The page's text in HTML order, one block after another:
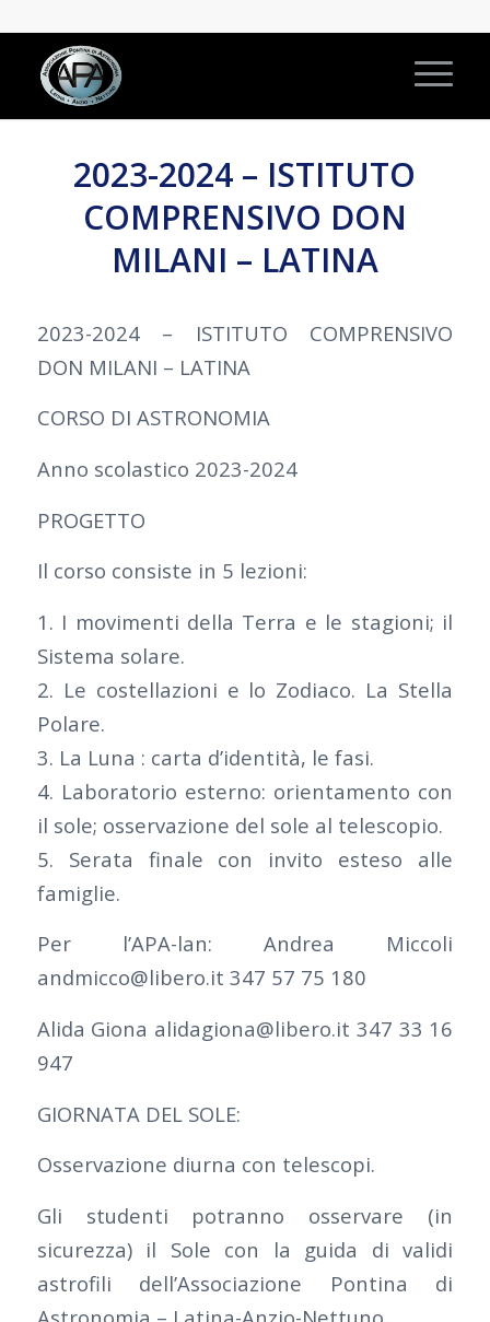
2023-2024 – ISTITUTO
COMPRENSIVO DON
MILANI – LATINA
2023-2024 – ISTITUTO COMPRENSIVO
DON MILANI – LATINA
CORSO DI ASTRONOMIA
Anno scolastico 2023-2024
PROGETTO
Il corso consiste in 5 lezioni:
1. I movimenti della Terra e le stagioni; il
Sistema solare.
2. Le costellazioni e lo Zodiaco. La Stella
Polare.
3. La Luna : carta d’identità, le fasi.
4. Laboratorio esterno: orientamento con
il sole; osservazione del sole al telescopio.
5. Serata finale con invito esteso alle
famiglie.
Per l’APA-lan: Andrea Miccoli
andmicco@libero.it 347 57 75 180
Alida Giona alidagiona@libero.it 347 33 16
947
GIORNATA DEL SOLE:
Osservazione diurna con telescopi.
Gli studenti potranno osservare (in
sicurezza) il Sole con la guida di validi
astrofili dell’Associazione Pontina di